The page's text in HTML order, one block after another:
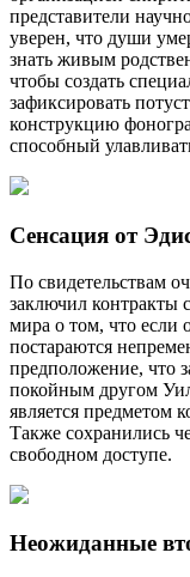
представители
уверен, что души
знать живым
чтобы создать
зафиксировать
конструкцию
способный
Сенсация от
По свидетельствам
заключил контракты
мира о том, что если
постараются
предположение, что
покойным другом
является предметом
Также сохранились
свободном доступе.
Неожиданные